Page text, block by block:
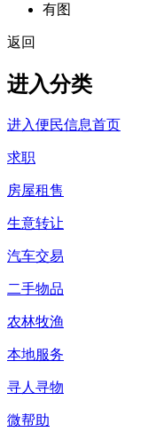
有图
返回
进入分类
进入便民信息首页
求职
房屋租售
生意转让
汽车交易
二手物品
农林牧渔
本地服务
寻人寻物
微帮助